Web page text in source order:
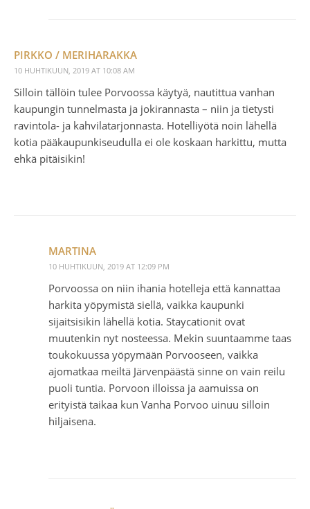
PIRKKO / MERIHARAKKA
10 HUHTIKUUN, 2019 AT 10:08 AM
Silloin tällöin tulee Porvoossa käytyä, nautittua vanhan
kaupungin tunnelmasta ja jokirannasta – niin ja tietysti
ravintola- ja kahvilatarjonnasta. Hotelliyötä noin lähellä
kotia pääkaupunkiseudulla ei ole koskaan harkittu, mutta
ehkä pitäisikin!
MARTINA
10 HUHTIKUUN, 2019 AT 12:09 PM
Porvoossa on niin ihania hotelleja että kannattaa
harkita yöpymistä siellä, vaikka kaupunki
sijaitsisikin lähellä kotia. Staycationit ovat
muutenkin nyt nosteessa. Mekin suuntaamme taas
toukokuussa yöpymään Porvooseen, vaikka
ajomatkaa meiltä Järvenpäästä sinne on vain reilu
puoli tuntia. Porvoon illoissa ja aamuissa on
erityistä taikaa kun Vanha Porvoo uinuu silloin
hiljaisena.